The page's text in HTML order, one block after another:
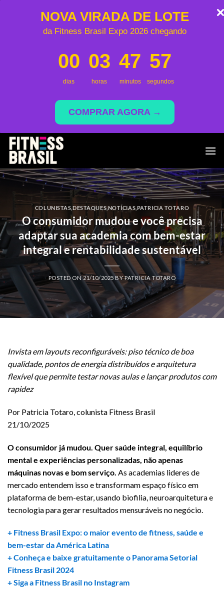
NOVA VIRADA DE LOTE
da Fitness Brasil Expo 2026 chegando
00
dias
03
horas
47
minutos
57
segundos
COMPRAR AGORA →
Skip
content
COLUNISTAS ,DESTAQUES,NOTÍCIAS PATRICIA TOTARO
O consumidor mudou e você precisa
adaptar sua academia com bem-estar
integral e rentabilidade sustentável
POSTED ON21/10/2025 BYPATRICIA TOTARO
Invista em layouts reconfiguráveis: piso técnico de boa
qualidade, pontos de energia distribuídos e arquitetura
flexível que permite testar novas aulas e lançar produtos com
rapidez
Por Patricia Totaro, colunista Fitness Brasil
21/10/2025
O consumidor já mudou. Quer saúde integral, equilíbrio
mental e experiências personalizadas, não apenas
máquinas novas e bom serviço. As academias lideres de
mercado entendem isso e transformam espaço físico em
plataforma de bem-estar, usando biofilia, neuroarquitetura e
tecnologia para gerar resultados mensuráveis no negócio.
+ Fitness Brasil Expo: o maior evento de fitness, saúde e
bem-estar da América Latina
+ Conheça e baixe gratuitamente o Panorama Setorial
Fitness Brasil 2024
+ Siga a Fitness Brasil no Instagram